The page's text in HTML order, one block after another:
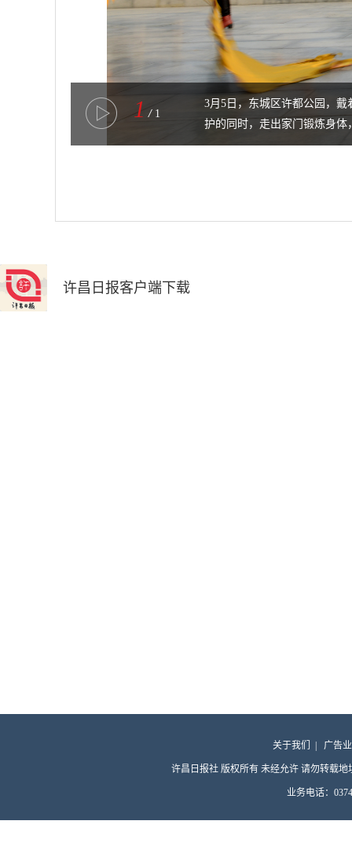
1 / 1
3月5日，东城区许都公园，
护的同时，走出家门锻炼身
许昌日报客户端下载
关于我们 广告
许昌日报社 版权所有 未经允许 请勿转载地
业务电话：